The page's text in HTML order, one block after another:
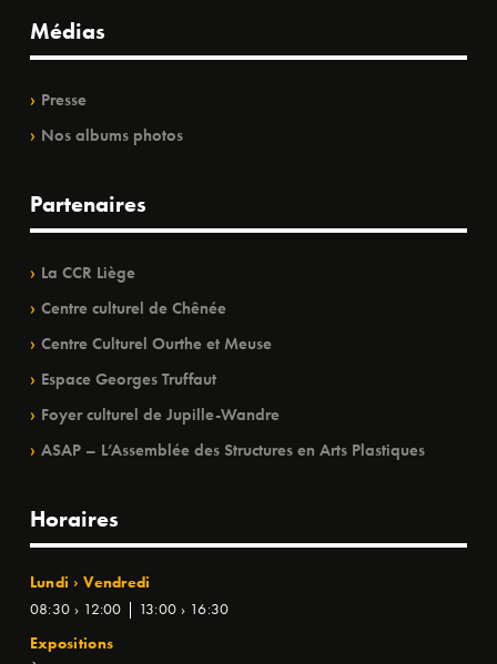
Médias
Presse
Nos albums photos
Partenaires
La CCR Liège
Centre culturel de Chênée
Centre Culturel Ourthe et Meuse
Espace Georges Truffaut
Foyer culturel de Jupille-Wandre
ASAP – L’Assemblée des Structures en Arts Plastiques
Horaires
Lundi › Vendredi
08:30 › 12:00 | 13:00 › 16:30
Expositions